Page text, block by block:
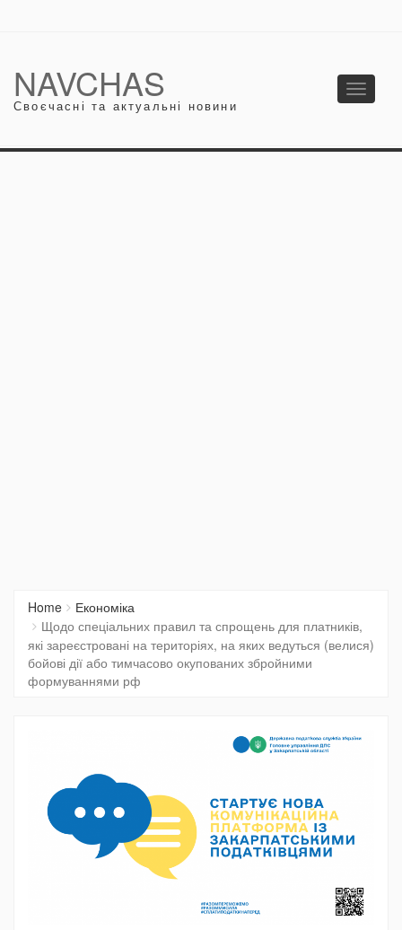
NAVCHAS
Своєчасні та актуальні новини
Toggle
Home
Економіка
Щодо спеціальних правил та спрощень для платників,
які зареєстровані на територіях, на яких ведуться (велися)
бойові дії або тимчасово окупованих збройними
формуваннями рф